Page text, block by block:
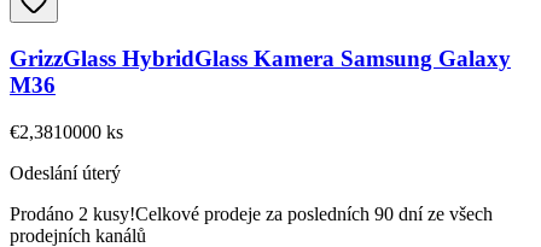
GrizzGlass HybridGlass Kamera Samsung Galaxy
M36
€2,3810000 ks
Odeslání úterý
Prodáno 2 kusy!Celkové prodeje za posledních 90 dní ze všech
prodejních kanálů